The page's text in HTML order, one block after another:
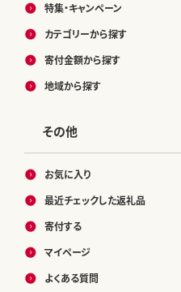
特集・キャンペーン
カテゴリーから探す
寄付金額から探す
地域から探す
その他
お気に入り
最近チェックした返礼品
寄付する
マイページ
よくある質問